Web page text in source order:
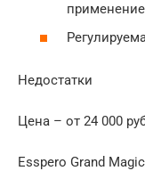
Недостатки
Цена – от 24 000
Esspero Grand